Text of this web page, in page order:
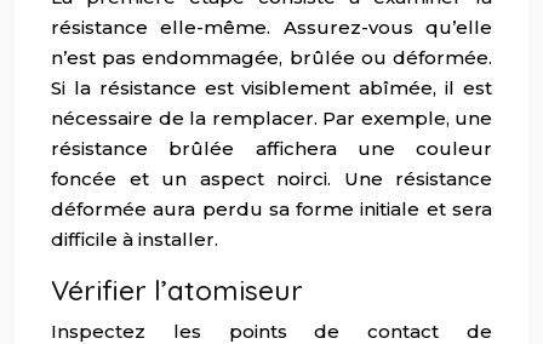
résistance elle-même. Assurez-vous qu’elle
n’est pas endommagée, brûlée ou déformée.
Si la résistance est visiblement abîmée, il est
nécessaire de la remplacer. Par exemple, une
résistance brûlée affichera une couleur
foncée et un aspect noirci. Une résistance
déformée aura perdu sa forme initiale et sera
difficile à installer.
Vérifier l’atomiseur
Inspectez les points de contact de